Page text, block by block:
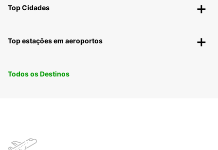
Top Cidades
Top estações em aeroportos
Todos os Destinos